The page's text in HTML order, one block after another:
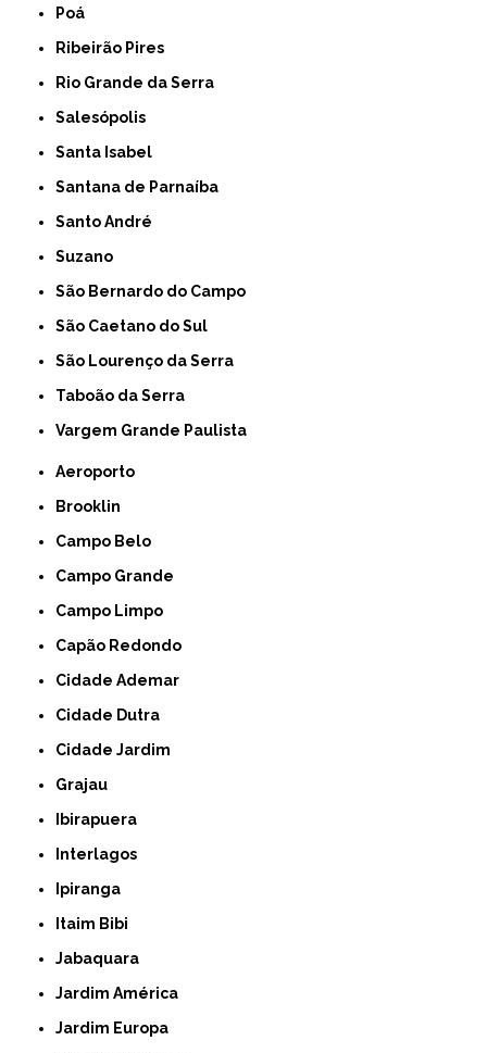
Poá
Ribeirão Pires
Rio Grande da Serra
Salesópolis
Santa Isabel
Santana de Parnaíba
Santo André
Suzano
São Bernardo do Campo
São Caetano do Sul
São Lourenço da Serra
Taboão da Serra
Vargem Grande Paulista
Aeroporto
Brooklin
Campo Belo
Campo Grande
Campo Limpo
Capão Redondo
Cidade Ademar
Cidade Dutra
Cidade Jardim
Grajau
Ibirapuera
Interlagos
Ipiranga
Itaim Bibi
Jabaquara
Jardim América
Jardim Europa